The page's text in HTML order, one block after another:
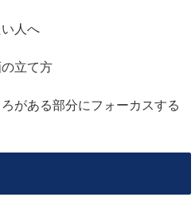
人へ
立て方
がある部分にフォーカスする